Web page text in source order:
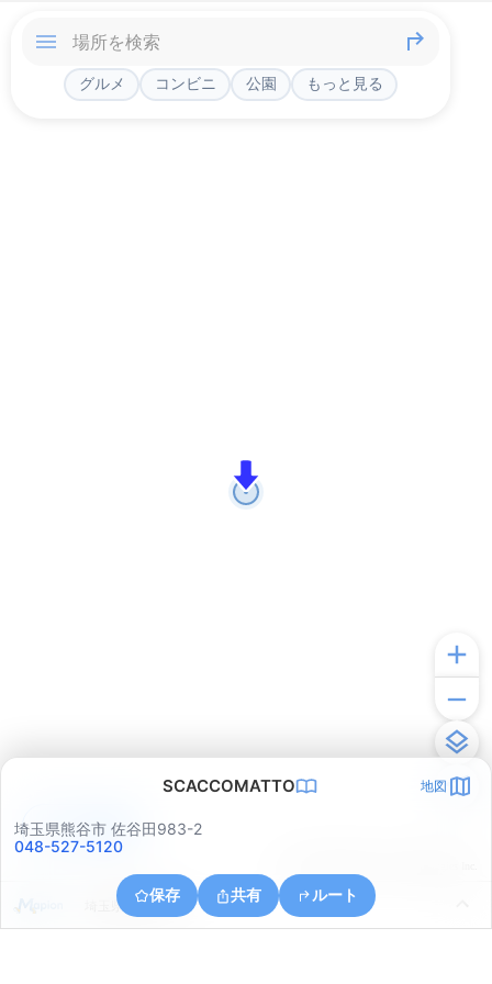
グルメ コンビニ 公園 もっと見る
SCACCOMATTO 地図
埼玉県熊谷市 佐谷田983-2
048-527-5120
保存 共有 ルート
埼玉県熊谷市上之
アプリで見る